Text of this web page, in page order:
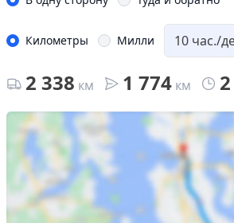
Километры Милли
2 338 км 1 774 км